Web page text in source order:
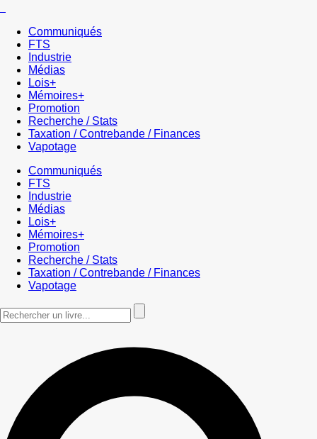
Communiqués
FTS
Industrie
Médias
Lois+
Mémoires+
Promotion
Recherche / Stats
Taxation / Contrebande / Finances
Vapotage
Communiqués
FTS
Industrie
Médias
Lois+
Mémoires+
Promotion
Recherche / Stats
Taxation / Contrebande / Finances
Vapotage